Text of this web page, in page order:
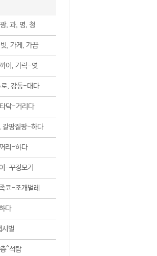
, 과, 명, 청
, 가게, 가끔
이, 가락-엿
, 강동-대다
닥-거리다
갈팡질팡-하다
리-하다
-꾸정모기
코-조개벌레
다
벌
^석탑